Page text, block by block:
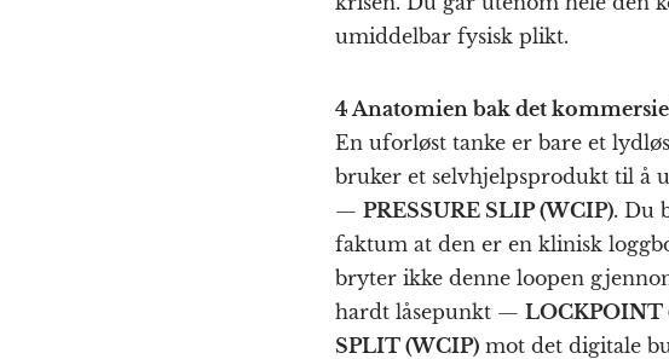
umiddelbar fysisk plikt.
4 Anatomien bak det
En uforløst tanke er bare et
bruker et selvhjelpsprodukt til å
— PRESSURE SLIP (WCIP). Du
faktum at den er en klinisk
bryter ikke denne loopen
hardt låsepunkt — LOCKPOINT
SPLIT (WCIP) mot det digitale